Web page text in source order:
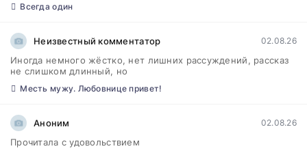
Всегда один
Неизвестный комментатор 02.08.26
Иногда немного жёстко, нет лишних рассуждений, рассказ
не слишком длинный, но
Месть мужу. Любовнице привет!
Аноним 02.08.26
Прочитала с удовольствием